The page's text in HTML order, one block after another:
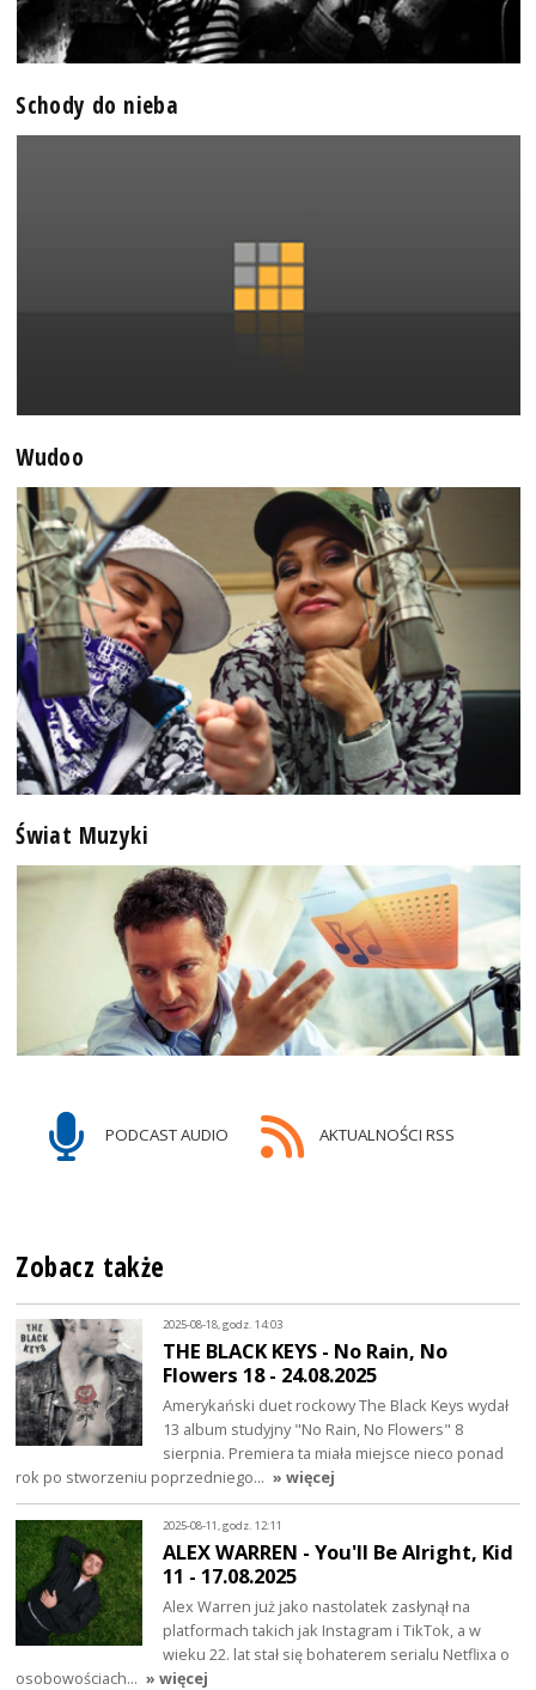
Schody do nieba
Wudoo
Świat Muzyki
PODCAST AUDIO AKTUALNOŚCI RSS
Zobacz także
2025-08-18, godz. 14:03
THE BLACK KEYS - No Rain, No
Flowers 18 - 24.08.2025
Amerykański duet rockowy The Black Keys wydał
13 album studyjny "No Rain, No Flowers" 8
sierpnia. Premiera ta miała miejsce nieco ponad
rok po stworzeniu poprzedniego… » więcej
2025-08-11, godz. 12:11
ALEX WARREN - You'll Be Alright, Kid
11 - 17.08.2025
Alex Warren już jako nastolatek zasłynął na
platformach takich jak Instagram i TikTok, a w
wieku 22. lat stał się bohaterem serialu Netflixa o
osobowościach… » więcej